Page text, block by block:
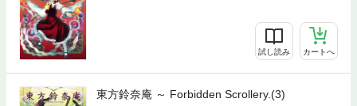
試し読み カートへ
東方鈴奈庵 ～ Forbidden Scrollery.(3)